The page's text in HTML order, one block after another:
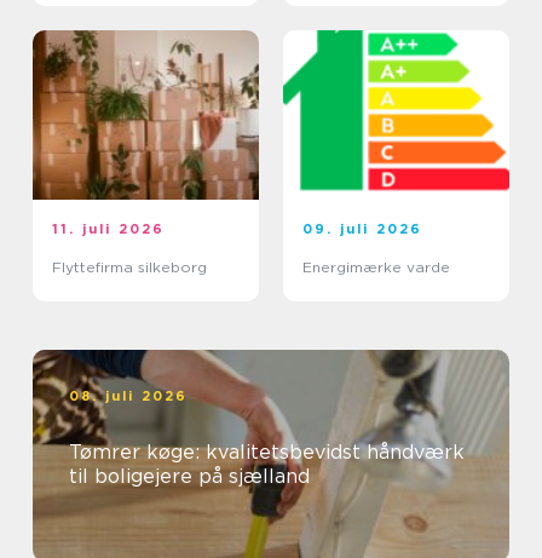
11. juli 2026
Flyttefirma silkeborg
09. juli 2026
Energimærke varde
08. juli 2026
Tømrer køge: kvalitetsbevidst håndværk
til boligejere på sjælland